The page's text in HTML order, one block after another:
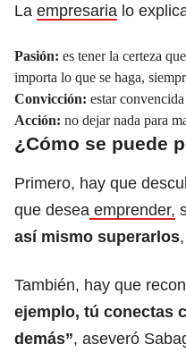
La empresaria lo
Pasión: es tener la certeza
importa lo que se haga,
Convicción: estar
Acción: no dejar nada para
¿Cómo se puede
Primero, hay que
que desea emprender,
así mismo superarlos
También, hay que
ejemplo, tú conectas
demás”, aseveró